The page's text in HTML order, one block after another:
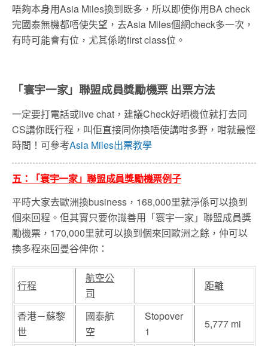
唔夠本身用Asia Miles換到既多，所以即使你用BA check
完國泰無機都唔使失望，去Asia Miles個網check多一次，
有時可能會有位，尤其係啲first class位。
「寰宇一家」聯盟成員獎勵機票 出票方法
一定要打電話或live chat，建議Check好晒機位就打去同
CS講你既行程，叫佢直接同你換唔使講咁多野，咁就最慳
時間！可參考Asia Miles出票教學
五：「寰宇一家」聯盟成員獎勵機票例子
平時大家去歐洲換business，168,000里就淨係可以換到
個來回程。但其實只要你識善用「寰宇一家」聯盟成員獎
勵機票，170,000里就可以換到個來回歐洲之餘，仲可以
換多程來回曼谷俾你：
行程
航空公
司
距離
香港－蘇黎
世
國泰航
空
Stopover
1
5,777 mi